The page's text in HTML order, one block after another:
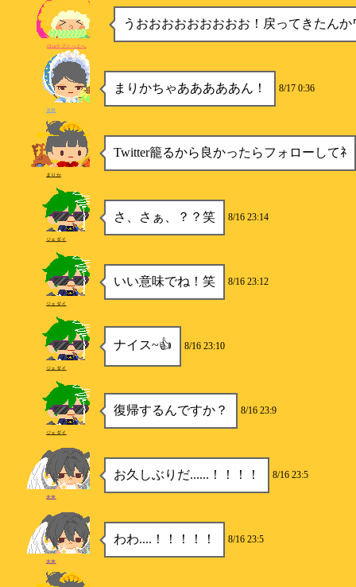
うおおおおおおおおお！戻ってきたん
ほmラブぐへぐへ
まりかちゃあああああん！ 8/17 0:36
遥華
Twitter籠るから良かったらフォローしてﾈ
まりか
さ、さぁ、？？笑 8/16 23:14
ジェダイ
いい意味でね！笑 8/16 23:12
ジェダイ
ナイス~👍 8/16 23:10
ジェダイ
復帰するんですか？ 8/16 23:9
ジェダイ
お久しぶりだ......！！！！ 8/16 23:5
未来
わわ....！！！！！ 8/16 23:5
未来